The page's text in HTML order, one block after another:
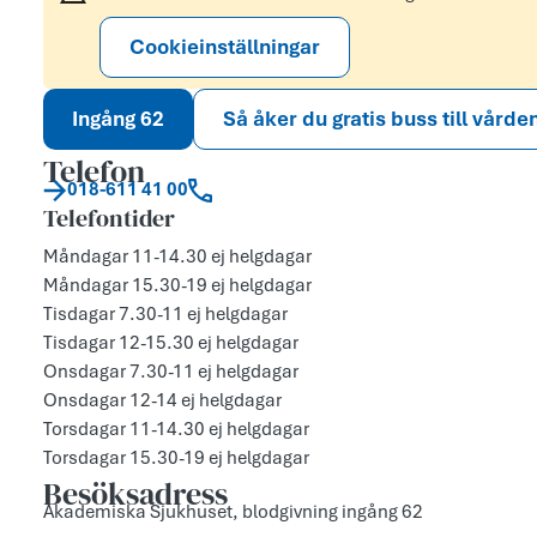
Cookieinställningar
Ingång 62 Så åker du gratis buss till
Telefon
018-611 41 00
Telefontider
Måndagar 11-14.30 ej helgdagar
Måndagar 15.30-19 ej helgdagar
Tisdagar 7.30-11 ej helgdagar
Tisdagar 12-15.30 ej helgdagar
Onsdagar 7.30-11 ej helgdagar
Onsdagar 12-14 ej helgdagar
Torsdagar 11-14.30 ej helgdagar
Torsdagar 15.30-19 ej helgdagar
Besöksadress
Akademiska Sjukhuset, blodgivning ingång 62